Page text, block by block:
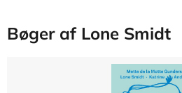
Bøger af Lone Smidt